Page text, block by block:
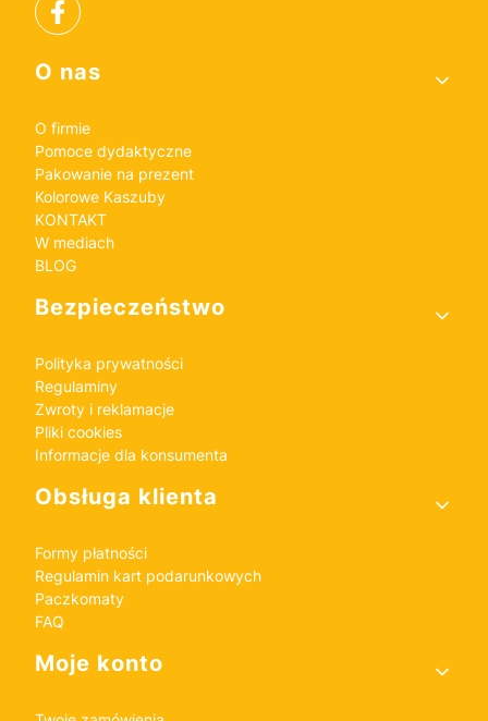
Linki w stopce
O nas
O firmie
Pomoce dydaktyczne
Pakowanie na prezent
Kolorowe Kaszuby
KONTAKT
W mediach
BLOG
Bezpieczeństwo
Polityka prywatności
Regulaminy
Zwroty i reklamacje
Pliki cookies
Informacje dla konsumenta
Obsługa klienta
Formy płatności
Regulamin kart podarunkowych
Paczkomaty
FAQ
Moje konto